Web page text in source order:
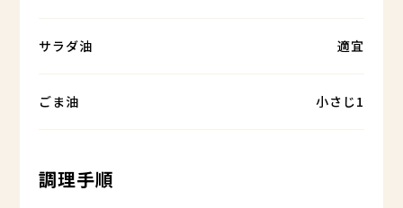
サラダ油 適宜
ごま油 小さじ1
調理手順